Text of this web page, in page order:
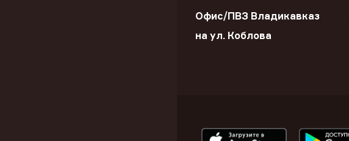
Офис/ПВЗ Владикавказ
на ул. Коблова